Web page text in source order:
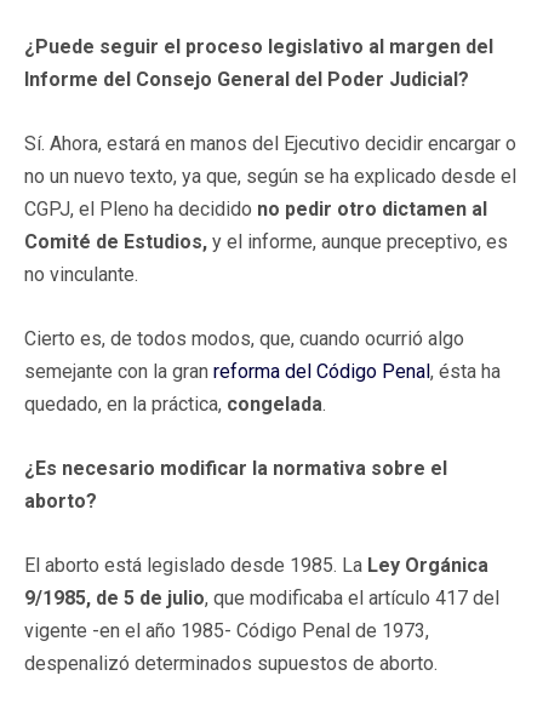
¿Puede seguir el proceso legislativo al margen del
Informe del Consejo General del Poder Judicial?
Sí. Ahora, estará en manos del Ejecutivo decidir encargar o
no un nuevo texto, ya que, según se ha explicado desde el
CGPJ, el Pleno ha decidido no pedir otro dictamen al
Comité de Estudios, y el informe, aunque preceptivo, es
no vinculante.
Cierto es, de todos modos, que, cuando ocurrió algo
semejante con la gran reforma del Código Penal, ésta ha
quedado, en la práctica, congelada.
¿Es necesario modificar la normativa sobre el
aborto?
El aborto está legislado desde 1985. La Ley Orgánica
9/1985, de 5 de julio, que modificaba el artículo 417 del
vigente -en el año 1985- Código Penal de 1973,
despenalizó determinados supuestos de aborto.